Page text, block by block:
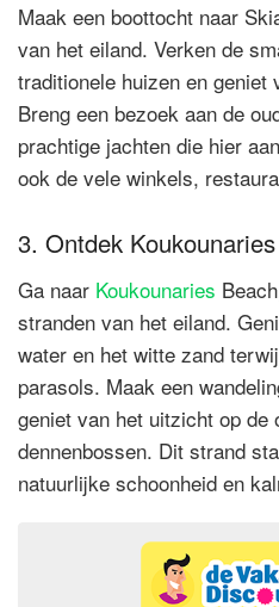
Maak een boottocht naar
van het eiland. Verken de
traditionele huizen en geniet
Breng een bezoek aan de
prachtige jachten die hier
ook de vele winkels,
3. Ontdek
Ga naar Koukounaries
stranden van het eiland.
water en het witte zand
parasols. Maak een
geniet van het uitzicht op de
dennenbossen. Dit strand
natuurlijke schoonheid en